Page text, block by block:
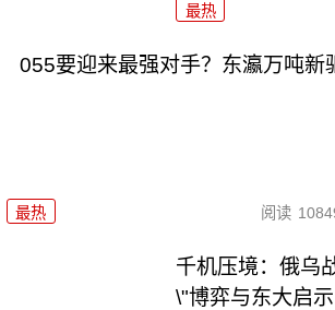
最热
055要迎来最强对手？东瀛万吨新
最热 阅读
千机压境：俄乌
\"博弈与东大启示